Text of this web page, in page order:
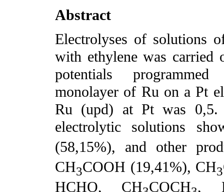
Abstract
Electrolyses of solutions
with ethylene was carried
potentials
monolayer of Ru on a Pt
Ru (upd) at Pt was 0,5.
electrolytic solutions
(58,15%), and other
CH3COOH (19,41%), CH3
HCHO, CH COCH ,